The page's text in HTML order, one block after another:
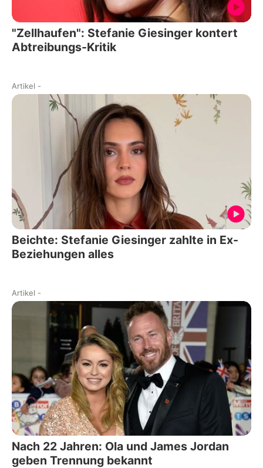
"Zellhaufen": Stefanie Giesinger kontert
Abtreibungs-Kritik
Artikel -
Beichte: Stefanie Giesinger zahlte in Ex-
Beziehungen alles
Artikel -
Nach 22 Jahren: Ola und James Jordan
geben Trennung bekannt